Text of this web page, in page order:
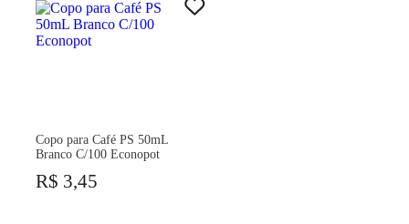
Copo para Café PS 50mL
Branco C/100 Econopot
R$ 3,45